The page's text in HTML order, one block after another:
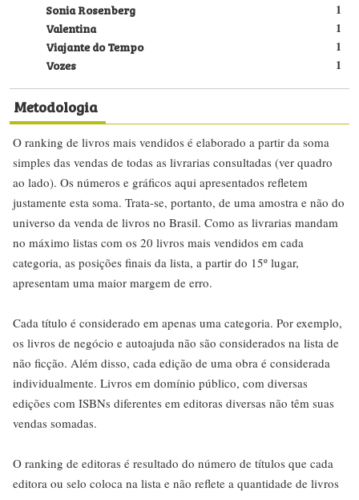
1
Sonia Rosenberg
1
Valentina
1
Viajante do Tempo
1
Vozes
Metodologia
O ranking de livros mais vendidos é elaborado a partir da soma
simples das vendas de todas as livrarias consultadas (ver quadro
ao lado). Os números e gráficos aqui apresentados refletem
justamente esta soma. Trata-se, portanto, de uma amostra e não do
universo da venda de livros no Brasil. Como as livrarias mandam
no máximo listas com os 20 livros mais vendidos em cada
categoria, as posições finais da lista, a partir do 15º lugar,
apresentam uma maior margem de erro.
Cada título é considerado em apenas uma categoria. Por exemplo,
os livros de negócio e autoajuda não são considerados na lista de
não ficção. Além disso, cada edição de uma obra é considerada
individualmente. Livros em domínio público, com diversas
edições com ISBNs diferentes em editoras diversas não têm suas
vendas somadas.
O ranking de editoras é resultado do número de títulos que cada
editora ou selo coloca na lista e não reflete a quantidade de livros